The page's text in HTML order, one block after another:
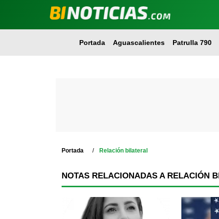
Portada Aguascalientes Patrulla 790
Portada Relación bilateral
NOTAS RELACIONADAS A RELACIÓN